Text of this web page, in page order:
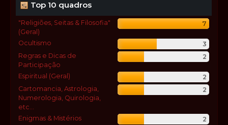
Top 10 quadros
"Religiões, Seitas & Filosofia"
(Geral)
7
Ocultismo
3
Regras e Dicas de
Participação
2
Espiritual (Geral)
2
Cartomancia, Astrologia,
Numerologia, Quirologia,
etc...
2
Enigmas & Mistérios
2